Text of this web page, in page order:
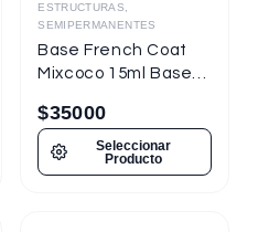
Destacado
ESTRUCTURAS,
SEMIPERMANENTES
Base French Coat
Mixcoco 15ml Base
$35000
Seleccionar
Producto